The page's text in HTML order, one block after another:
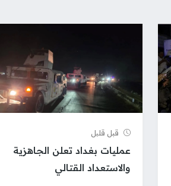
قبل قلیل
عمليات بغداد تعلن الجاهزية
والاستعداد القتالي